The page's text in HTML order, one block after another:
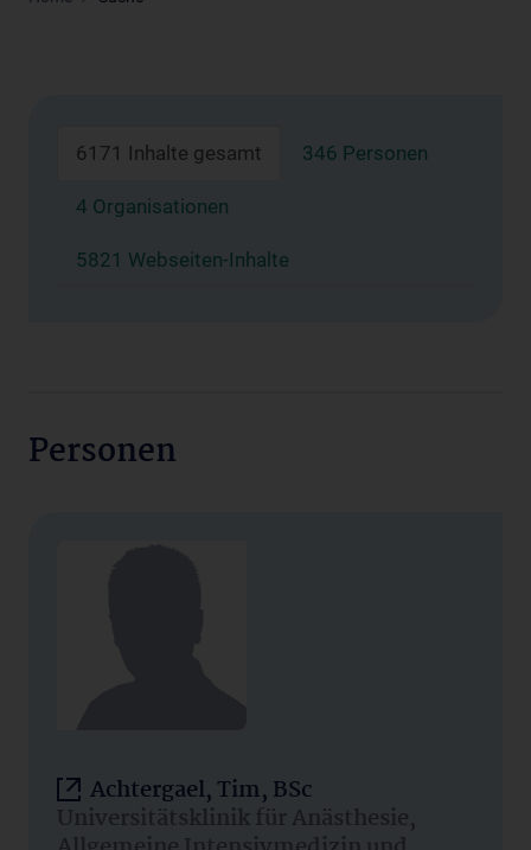
6171 Inhalte gesamt 346 Personen
4 Organisationen
5821 Webseiten-Inhalte
Personen
Achtergael, Tim, BSc
Universitätsklinik für Anästhesie,